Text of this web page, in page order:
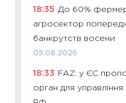
18:35 До 60%
агросектор
банкрутств восени
09.08.2026
18:33
FAZ: у ЄС
орган для